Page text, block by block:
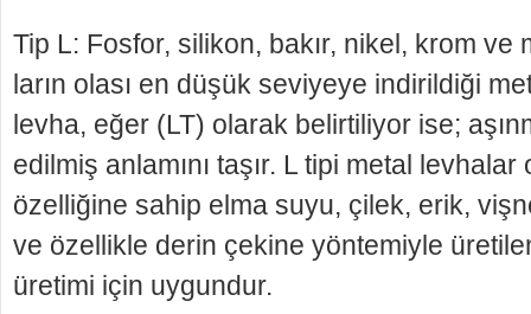
Tip L: Fosfor, silikon, bakır, nikel, krom
ların olası en düşük seviyeye indirildiği
lev­ha, eğer (LT) olarak belirtiliyor ise;
edilmiş anlamını taşır. L tipi metal
özelliğine sa­hip elma suyu, çilek, erik,
ve özellikle derin çekine yöntemiyle
üretimi için uygun­dur.